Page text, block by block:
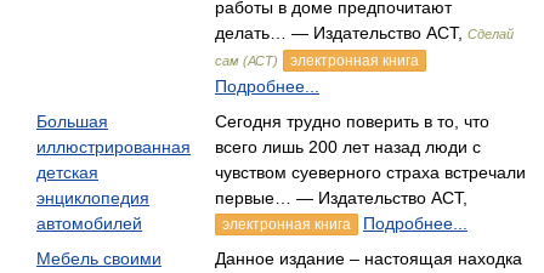
работы в доме предпочитают
делать… — Издательство АСТ, Сделай
сам (АСТ)
электронная книга
Подробнее...
Большая
иллюстрированная
детская
энциклопедия
автомобилей
Сегодня трудно поверить в то, что
всего лишь 200 лет назад люди с
чувством суеверного страха встречали
первые… — Издательство АСТ,
электронная книга
Подробнее...
Мебель своими
Данное издание – настоящая находка